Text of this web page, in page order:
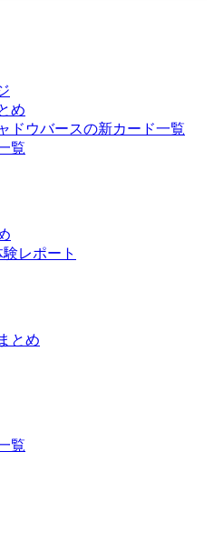
め
ドウバースの新カード一覧
覧
レポート
とめ
覧